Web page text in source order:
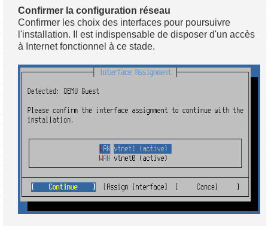
Confirmer la configuration réseau
Confirmer les choix des interfaces pour poursuivre
l'installation. Il est indispensable de disposer d'un accès
à Internet fonctionnel à ce stade.